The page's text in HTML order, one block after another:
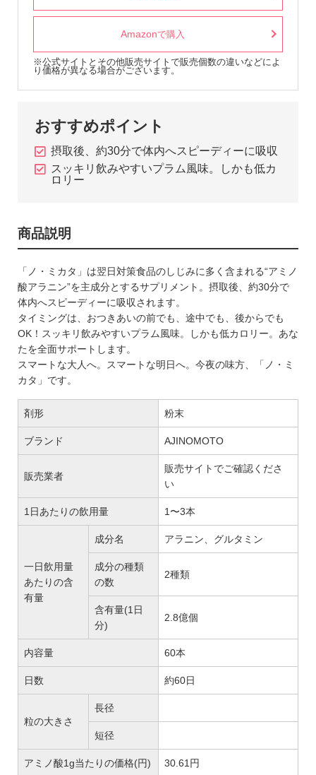
Amazonで購入
※公式サイトとその他販売サイトで販売個数の違いなどによ
り価格が異なる場合がございます。
おすすめポイント
摂取後、約30分で体内へスピーディーに吸収
スッキリ飲みやすいプラム風味。しかも低カ
ロリー
商品説明
「ノ・ミカタ」は翌日対策食品のしじみに多く含まれる“アミノ
酸アラニン”を主成分とするサプリメント。摂取後、約30分で
体内へスピーディーに吸収されます。
タイミングは、おつきあいの前でも、途中でも、後からでも
OK！スッキリ飲みやすいプラム風味。しかも低カロリー。あな
たを全面サポートします。
スマートな大人へ。スマートな明日へ。今夜の味方、「ノ・ミ
カタ」です。
剤形 粉末
ブランド AJINOMOTO
販売業者
販売サイトでご確認くださ
い
1日あたりの飲用量 1〜3本
一日飲用量
あたりの含
有量
成分名 アラニン、グルタミン
成分の種類
の数
2種類
含有量(1日
分)
2.8億個
内容量 60本
日数 約60日
粒の大きさ
長径
短径
アミノ酸1g当たりの価格(円) 30.61円